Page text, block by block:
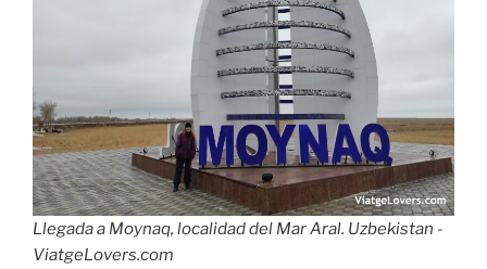
Llegada a Moynaq, localidad del Mar Aral. Uzbekistan -
ViatgeLovers.com